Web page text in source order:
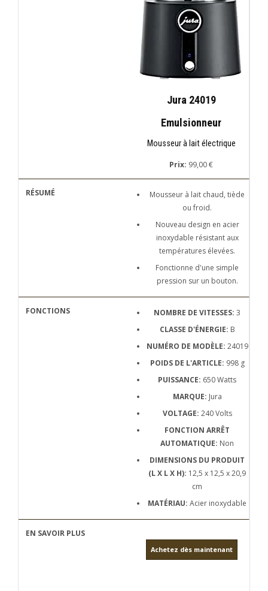
Jura 24019
Emulsionneur
Mousseur à lait électrique
Prix: 99,00 €
Mousseur à lait chaud, tiède
ou froid.
Nouveau design en acier
inoxydable résistant aux
températures élevées.
Fonctionne d'une simple
pression sur un bouton.
NOMBRE DE VITESSES: 3
CLASSE D'ÉNERGIE: B
NUMÉRO DE MODÈLE: 24019
POIDS DE L'ARTICLE: 998 g
PUISSANCE: 650 Watts
MARQUE: Jura
VOLTAGE: 240 Volts
FONCTION ARRÊT
AUTOMATIQUE: Non
DIMENSIONS DU PRODUIT
(L X L X H): 12,5 x 12,5 x 20,9
cm
MATÉRIAU: Acier inoxydable
Achetez dès maintenant